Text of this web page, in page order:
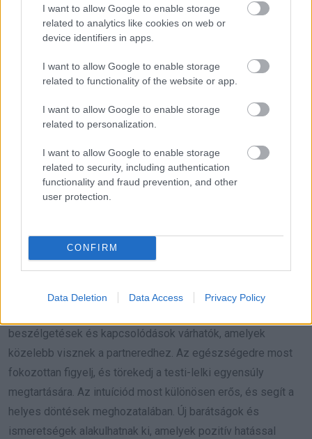
I want to allow Google to enable storage
related to analytics like cookies on web or
device identifiers in apps.
I want to allow Google to enable storage
related to functionality of the website or app.
I want to allow Google to enable storage
related to personalization.
I want to allow Google to enable storage
related to security, including authentication
functionality and fraud prevention, and other
user protection.
CONFIRM
Data Deletion Data Access Privacy Policy
számíthatsz. Barátaiddal és családoddal is javulhat a
kapcsolatod, és több támogatást kapsz tőlük. Az intuíciód
most különösen erős, és segít a helyes döntések
meghozatalában. Ne félj a változásoktól, mert most minden
irány, amit választasz, előre visz. A belső erőd most
különösen erős, használd ki!Hét év szerencse vár, ha
kedvelés és a „sok szerencsét” beírása után gördítesz
Bak (December 22. – Január 19.)A szeptember 17-i
TeliHoldenergiái arra ösztönöznek, hogy a karrieredben és
hozol fontos döntéseket, és lezárhatsz régi ügyeket.
Pénzügyeid terén egy régi befektetés vagy lehetőség újra
felszínre kerülhet, amely hosszú távon előnyös lehet. A
munkahelyeden nagyobb elismerést kapsz, és lehetőséged
beszélgetések és kapcsolódások várhatók, amelyek
közelebb visznek a partneredhez. Az egészségedre most
fokozottan figyelj, és törekedj a testi-lelki egyensúly
megtartására. Az intuíciód most különösen erős, és segít a
helyes döntések meghozatalában. Új barátságok és
ismeretségek alakulhatnak ki, amelyek pozitív hatással